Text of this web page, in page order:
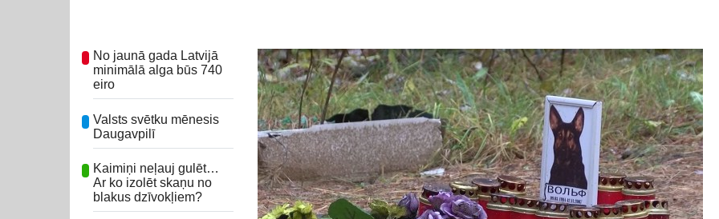
No jaunā gada Latvijā
minimālā alga būs 740
eiro
Valsts svētku mēnesis
Daugavpilī
Kaimiņi neļauj gulēt…
Ar ko izolēt skaņu no
blakus dzīvokļiem?